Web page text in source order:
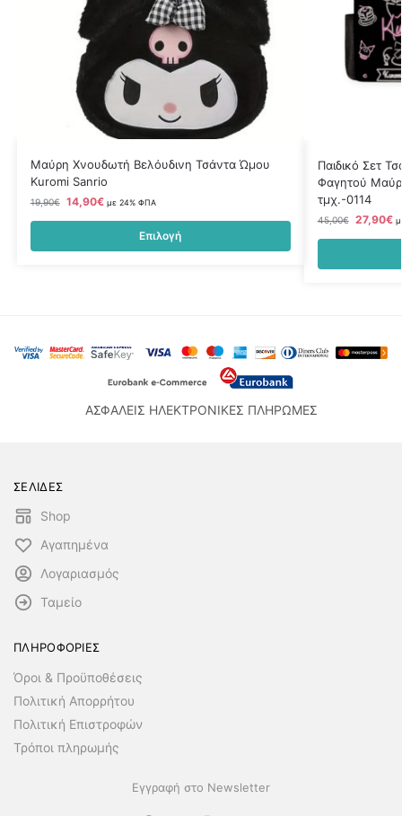
Μαύρη Χνουδωτή Βελόυδινη Τσάντα Ώμου
Kuromi Sanrio
19,90€ 14,90€ με 24% ΦΠΑ
Επιλογή
Παιδικό Σετ
Φαγητού
τμχ.-0114
45,00€ 27,90€
ΑΣΦΑΛΕΙΣ ΗΛΕΚΤΡΟΝΙΚΕΣ ΠΛΗΡΩΜΕΣ
ΣΕΛΙΔΕΣ
Shop
Αγαπημένα
Λογαριασμός
Ταμείο
ΠΛΗΡΟΦΟΡΙΕΣ
Όροι & Προϋποθέσεις
Πολιτική Απορρήτου
Πολιτική Επιστροφών
Τρόποι πληρωμής
Εγγραφή στο Newsletter